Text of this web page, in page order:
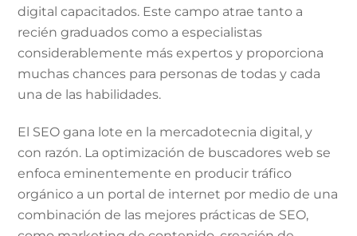
digital capacitados. Este campo atrae tanto a
recién graduados como a especialistas
considerablemente más expertos y proporciona
muchas chances para personas de todas y cada
una de las habilidades.
El SEO gana lote en la mercadotecnia digital, y
con razón. La optimización de buscadores web se
enfoca eminentemente en producir tráfico
orgánico a un portal de internet por medio de una
combinación de las mejores prácticas de SEO,